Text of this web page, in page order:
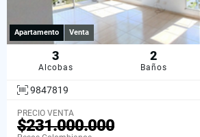
Apartamento Venta
3
Alcobas
2
Baños
9847819
PRECIO VENTA
$231.000.000